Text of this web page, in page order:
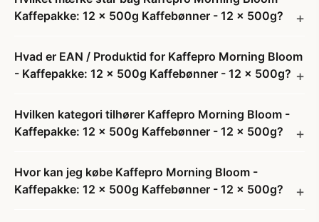
Kaffepakke: 12 x 500g Kaffebønner - 12 x 500g?
Hvad er EAN / Produktid for Kaffepro Morning Bloom
- Kaffepakke: 12 x 500g Kaffebønner - 12 x 500g?
Hvilken kategori tilhører Kaffepro Morning Bloom -
Kaffepakke: 12 x 500g Kaffebønner - 12 x 500g?
Hvor kan jeg købe Kaffepro Morning Bloom -
Kaffepakke: 12 x 500g Kaffebønner - 12 x 500g?